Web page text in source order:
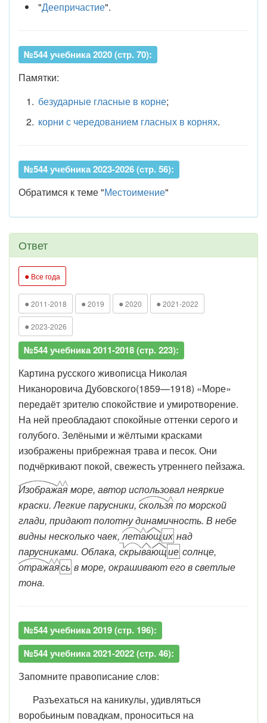
"Деепричастие".
№544 учебника 2020 (стр. 70):
Памятки:
безударные гласные в корне;
корни с чередованием гласных в корнях.
№544 учебника 2023-2026 (стр. 56):
Обратимся к теме "Местоимение"
Ответ
● Все года
● 2011-2018 ● 2019 ● 2020 ● 2021-2022
● 2023-2026
№544 учебника 2011-2018 (стр. 223):
Картина русского живописца Николая
Никаноровича Дубовского(1859—1918) «Море»
передаёт зрителю спокойствие и умиротворение.
На ней преобладают спокойные оттенки серого и
голубого. Зелёными и жёлтыми красками
изображены прибрежная трава и песок. Они
подчёркивают покой, свежесть утреннего пейзажа.
Изображаяморе, автор использовал неяркие
краски. Легкие парусники, скользяпо морской
глади, придают полотну динамичность. В небе
видны несколько чаек,летающих над
парусниками. Облака, скрывающие солнце,
отражаясь в море, окрашивают его в светлые
тона.
№544 учебника 2019 (стр. 196):
№544 учебника 2021-2022 (стр. 46):
Запомните правописание слов:
Разъехаться на каникулы, удивляться
воробьиным повадкам, проноситься на